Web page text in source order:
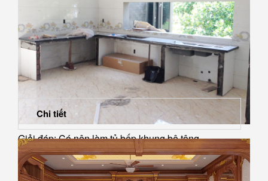
Giải đáp: Có nên làm tủ bếp khung bê tông...
Chi tiết